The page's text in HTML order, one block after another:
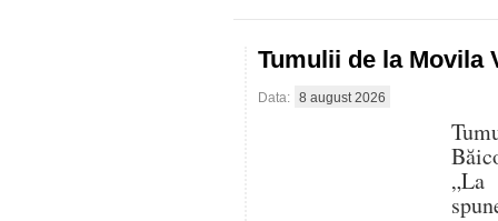
Tumulii de la
Data: 8 august 2026